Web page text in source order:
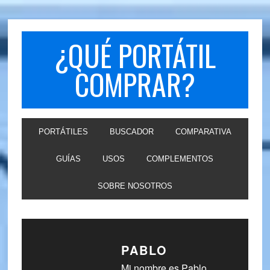
Skip
to
primary
navigation
Skip
to
main
content
¿QUÉ PORTÁTIL
COMPRAR?
PORTÁTILES BUSCADOR COMPARATIVA
GUÍAS USOS COMPLEMENTOS
SOBRE NOSOTROS
PABLO